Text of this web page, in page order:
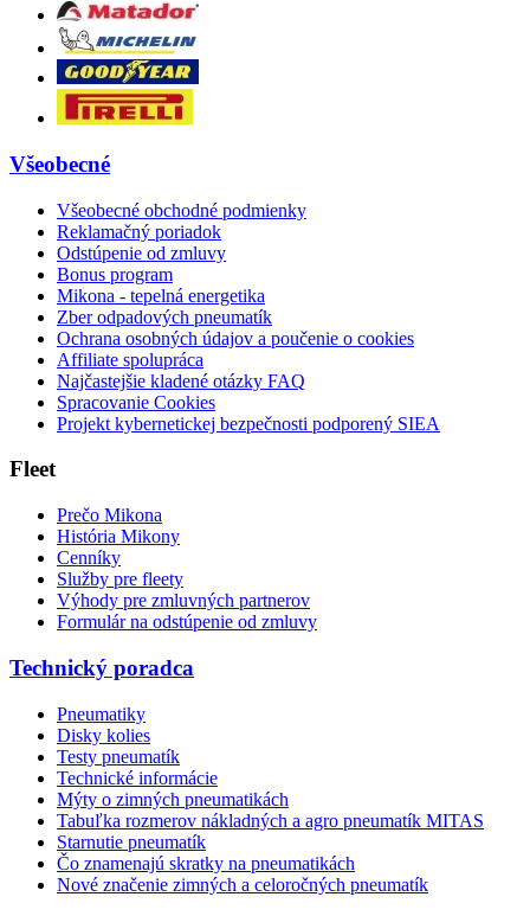
Všeobecné
Všeobecné obchodné podmienky
Reklamačný poriadok
Odstúpenie od zmluvy
Bonus program
Mikona - tepelná energetika
Zber odpadových pneumatík
Ochrana osobných údajov a poučenie o cookies
Affiliate spolupráca
Najčastejšie kladené otázky FAQ
Spracovanie Cookies
Projekt kybernetickej bezpečnosti podporený SIEA
Fleet
Prečo Mikona
História Mikony
Cenníky
Služby pre fleety
Výhody pre zmluvných partnerov
Formulár na odstúpenie od zmluvy
Technický poradca
Pneumatiky
Disky kolies
Testy pneumatík
Technické informácie
Mýty o zimných pneumatikách
Tabuľka rozmerov nákladných a agro pneumatík MITAS
Starnutie pneumatík
Čo znamenajú skratky na pneumatikách
Nové značenie zimných a celoročných pneumatík